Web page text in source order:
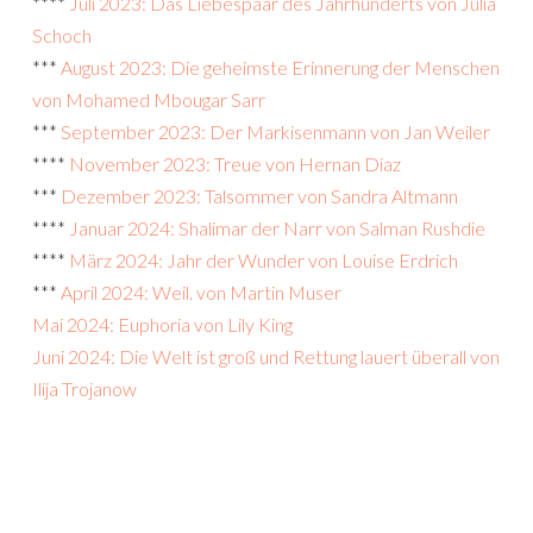
Schoch
*** August 2023: Die geheimste Erinnerung der Menschen
von Mohamed Mbougar Sarr
*** September 2023: Der Markisenmann von Jan Weiler
**** November 2023: Treue von Hernan Diaz
*** Dezember 2023: Talsommer von Sandra Altmann
**** Januar 2024: Shalimar der Narr von Salman Rushdie
**** März 2024: Jahr der Wunder von Louise Erdrich
*** April 2024: Weil. von Martin Muser
Mai 2024: Euphoria von Lily King
Juni 2024: Die Welt ist groß und Rettung lauert überall von
Ilija Trojanow